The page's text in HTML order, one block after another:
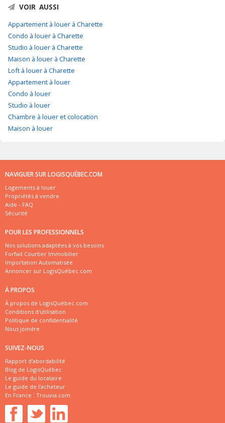
VOIR AUSSI
Appartement à louer à Charette
Condo à louer à Charette
Studio à louer à Charette
Maison à louer à Charette
Loft à louer à Charette
Appartement à louer
Condo à louer
Studio à louer
Chambre à louer et colocation
Maison à louer
NAVIGUER SUR LOGISQUÉBEC.COM
Logements à louer
Propriétés à vendre
Aide - FAQ
Sécurité
POUR LES PROFESSIONNELS
Nos solutions adaptées à vos besoins
Forfait Courtier Immobilier
Importation Automatisée
Annoncer sur LogisQuébec.com
À PROPOS
À propos de LogisQuébec.com
Conditions d'utilisation
Politique de confidentialité
Nous joindre
SUIVEZ-NOUS
Rapport d'abordabilité
Blog de LogisQuébec
Le guide du locataire
Le guide de l'acheteur
En France : Trouvia.com